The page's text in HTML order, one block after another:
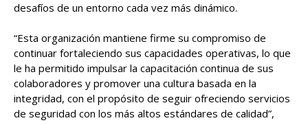
desafíos de un entorno cada vez más dinámico.
“Esta organización mantiene firme su compromiso de
continuar fortaleciendo sus capacidades operativas, lo que
le ha permitido impulsar la capacitación continua de sus
colaboradores y promover una cultura basada en la
integridad, con el propósito de seguir ofreciendo servicios
de seguridad con los más altos estándares de calidad”,